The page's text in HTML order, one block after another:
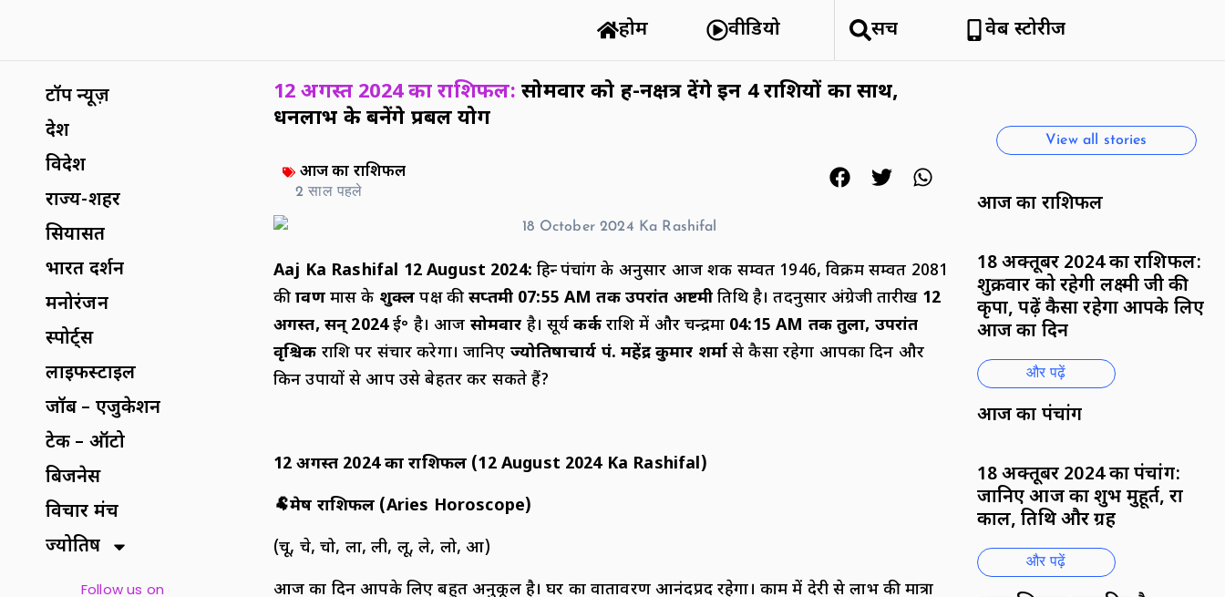
होम वीडियो सर्च वेब स्टोरीज
टॉप न्यूज़
देश
विदेश
राज्य-शहर
सियासत
भारत दर्शन
मनोरंजन
स्पोर्ट्स
लाइफस्टाइल
जॉब – एजुकेशन
टेक – ऑटो
बिजनेस
विचार मंच
ज्योतिष
Follow us on
12 अगस्त 2024 का राशिफल: सोमवार को ग्रह-नक्षत्र देंगे इन 4 राशियों का साथ,
धनलाभ के बनेंगे प्रबल योग
आज का राशिफल
2 साल पहले
Aaj Ka Rashifal 12 August 2024:हिन्दू पंचांग के अनुसार आज शक सम्वत 1946, विक्रम सम्वत 2081
कीश्रावण मास के शुक्लपक्ष कीसप्तमी 07:55 AMतक उपरांत अष्टमी तिथि है। तदनुसार अंग्रेजी तारीख 12
अगस्त, सन् 2024ई॰ है। आज सोमवार है। सूर्य कर्क राशि में और चन्द्रमा 04:15AM तक तुला, उपरांत
वृश्चिक राशि पर संचार करेगा। जानिए ज्योतिषाचार्य पं. महेंद्र कुमार शर्मासे कैसा रहेगा आपका दिन और
किन उपायों से आप उसे बेहतर कर सकते हैं?
12अगस्त 2024का राशिफल (12 August 2024 Ka Rashifal)
🐏मेष राशिफल (Aries Horoscope)
(चू, चे, चो, ला, ली, लू, ले, लो, आ)
आज का दिन आपके लिए बहुत अनुकूल है। घर का वातावरण आनंदप्रद रहेगा। काम में देरी से लाभ की मात्रा
हिमाचल क्यों है सैलानियों को इतना
View all stories
आज का राशिफल
18 अक्तूबर 2024 का राशिफल:
शुक्रवार को रहेगी लक्ष्मी जी की
कृपा, पढ़ें कैसा रहेगा आपके लिए
आज का दिन
और पढ़ें
आज का पंचांग
18 अक्तूबर 2024 का पंचांग:
जानिए आज का शुभ मुहूर्त, राहु
काल, तिथि और ग्रह
और पढ़ें